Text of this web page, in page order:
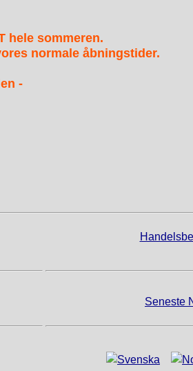
hele sommeren.
normale åbningstider.
-
Seneste